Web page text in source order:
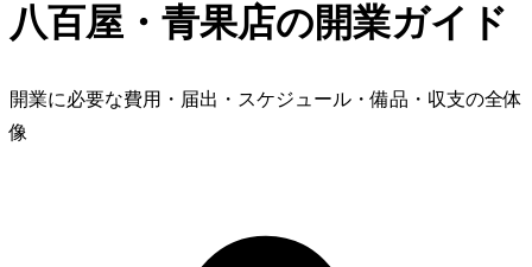
八百屋・青果店の開業ガイド
開業に必要な費用・届出・スケジュール・備品・収支の全体
像